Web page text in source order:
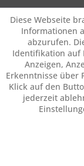
Diese Webseite
Informationen
abzurufen.
Identifikation auf
Anzeigen,
Erkenntnisse über
Klick auf den
jederzeit